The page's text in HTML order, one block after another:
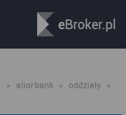
» alior bank » oddziały »